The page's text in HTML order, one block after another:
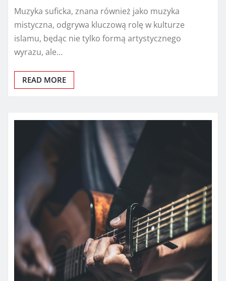
Muzyka suficka, znana również jako muzyka
mistyczna, odgrywa kluczową rolę w kulturze
islamu, będąc nie tylko formą artystycznego
wyrazu, ale…
READ MORE